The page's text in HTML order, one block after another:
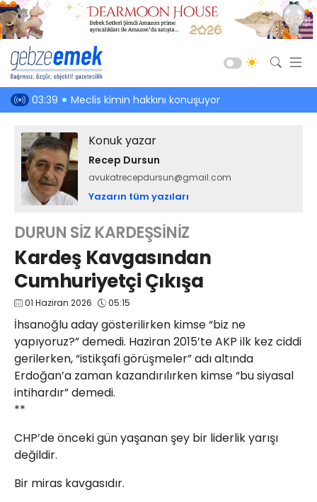
hakkı! 03:39 Meclis kimin hakkını konuşuyor
Konuk yazar
Recep Dursun
avukatrecepdursun@gmail.com
Yazarın tüm yazıları
DURUN SİZ KARDEŞSİNİZ
Kardeş Kavgasından
Cumhuriyetçi Çıkışa
01 Haziran 2026 05:15
İhsanoğlu aday gösterilirken kimse “biz ne
yapıyoruz?” demedi. Haziran 2015’te AKP ilk kez ciddi
gerilerken, “istikşafi görüşmeler” adı altında
Erdoğan’a zaman kazandırılırken kimse “bu siyasal
intihardır” demedi.
**
CHP’de önceki gün yaşanan şey bir liderlik yarışı
değildir.
Bir miras kavgasıdır.
Güncel
Siyaset
Asayiş
Spor
Eğitim
Kültür-Sanat
Emlak
Web TV Galeri Yazarlar
(BİLKAR)Gebze - KOCAELİ